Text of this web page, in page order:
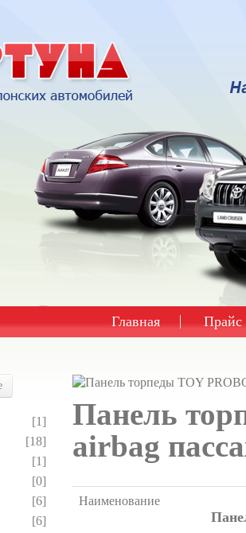
Главная Прайс
[1]
[18]
[1]
[0]
[6]
[6]
Панель
airbag
Наименование